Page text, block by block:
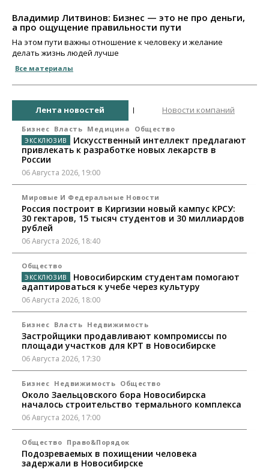
Владимир Литвинов: Бизнес — это не про деньги,
а про ощущение правильности пути
На этом пути важны отношение к человеку и желание
делать жизнь людей лучше
Все материалы
Лента новостей Новости компаний
Бизнес Власть Медицина Общество
Искусственный интеллект предлагают
привлекать к разработке новых лекарств в
России
06 Августа 2026, 19:00
Мировые И Федеральные Новости
Россия построит в Киргизии новый кампус КРСУ:
30 гектаров, 15 тысяч студентов и 30 миллиардов
рублей
06 Августа 2026, 18:40
Общество
Новосибирским студентам помогают
адаптироваться к учебе через культуру
06 Августа 2026, 18:00
Бизнес Власть Недвижимость
Застройщики продавливают компромиссы по
площади участков для КРТ в Новосибирске
06 Августа 2026, 17:30
Бизнес Недвижимость Общество
Около Заельцовского бора Новосибирска
началось строительство термального комплекса
06 Августа 2026, 17:00
Общество Право&Порядок
Подозреваемых в похищении человека
задержали в Новосибирске